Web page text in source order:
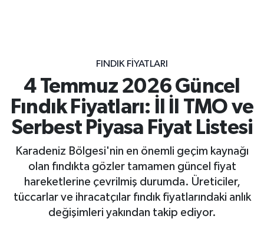
FINDIK FIYATLARI
4 Temmuz 2026 Güncel
Fındık Fiyatları: İl İl TMO ve
Serbest Piyasa Fiyat Listesi
Karadeniz Bölgesi'nin en önemli geçim kaynağı
olan fındıkta gözler tamamen güncel fiyat
hareketlerine çevrilmiş durumda. Üreticiler,
tüccarlar ve ihracatçılar fındık fiyatlarındaki anlık
değişimleri yakından takip ediyor.